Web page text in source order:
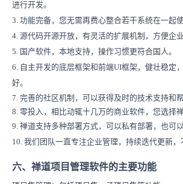
进行开发。
3. 功能完备，您无需再费心整合若干系统在一起使
4. 源代码开源开放，有灵活的扩展机制，方便企
5. 国产软件，本地支持，操作习惯更符合国人。
6. 自主开发的底层框架和前端UI框架，健壮稳定
好。
7. 完善的社区机制，可以获得及时的技术支持和帮
8. 零投入，相比动辄十几万的商业软件，您选择
9. 禅道支持多种部署方式，可以私有部署，也可
10. 我们团队一直专注企业管理，持续迭代更新，
六、禅道项目管理软件的主要功能